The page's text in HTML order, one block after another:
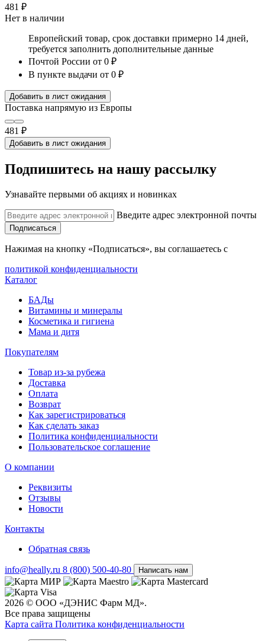
481 ₽
Нет в наличии
Европейский товар, срок доставки примерно 14 дней,
требуется заполнить дополнительные данные
Почтой России от 0 ₽
В пункте выдачи от 0 ₽
Добавить в лист ожидания
Поставка напрямую из Европы
481 ₽
Добавить в лист ожидания
Подпишитесь на нашу рассылку
Узнавайте первыми об акциях и новинках
Введите адрес электронной почты
Подписаться
Нажимая на кнопку «Подписаться», вы соглашаетесь с
политикой конфиденциальности
Каталог
БАДы
Витамины и минералы
Косметика и гигиена
Мама и дитя
Покупателям
Товар из-за рубежа
Доставка
Оплата
Возврат
Как зарегистрироваться
Как сделать заказ
Политика конфиденциальности
Пользовательское соглашение
О компании
Реквизиты
Отзывы
Новости
Контакты
Обратная связь
info@heally.ru 8 (800) 500-40-80 Написать нам
2026 © ООО «ДЭНИС Фарм МД».
Все права защищены
Карта сайта Политика конфиден­циальности